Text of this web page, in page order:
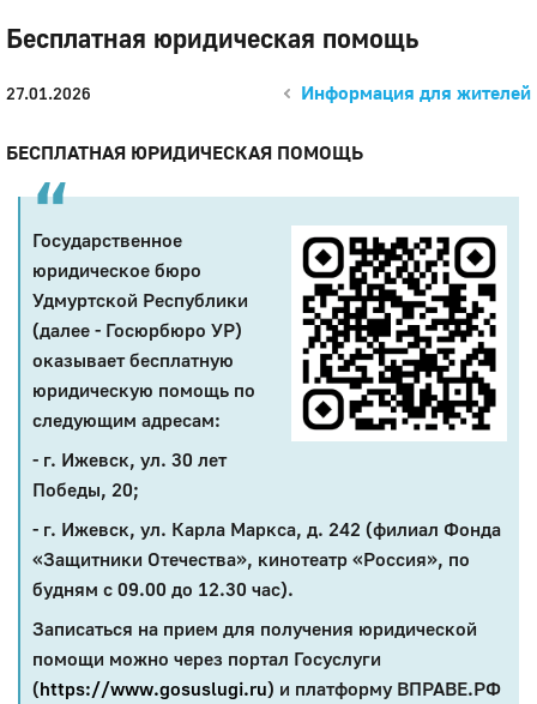
Бесплатная юридическая помощь
27.01.2026 Информация для жителей
БЕСПЛАТНАЯ ЮРИДИЧЕСКАЯ ПОМОЩЬ
Государственное
юридическое бюро
Удмуртской Республики
(далее - Госюрбюро УР)
оказывает бесплатную
юридическую помощь по
следующим адресам:
- г. Ижевск, ул. 30 лет
Победы, 20;
- г. Ижевск, ул. Карла Маркса, д. 242 (филиал Фонда
«Защитники Отечества», кинотеатр «Россия», по
будням с 09.00 до 12.30 час).
Записаться на прием для получения юридической
помощи можно через портал Госуслуги
(https://www.gosuslugi.ru) и платформу ВПРАВЕ.РФ